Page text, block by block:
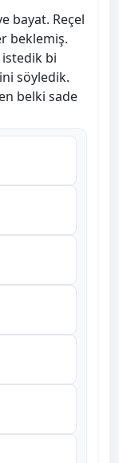
bayat. Reçel
beklemiş.
bi
söyledik.
belki sade